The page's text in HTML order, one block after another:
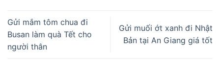
Gửi mắm tôm chua đi
Busan làm quà Tết cho
người thân
Gửi muối ớt xanh đi Nhật
Bản tại An Giang giá tốt